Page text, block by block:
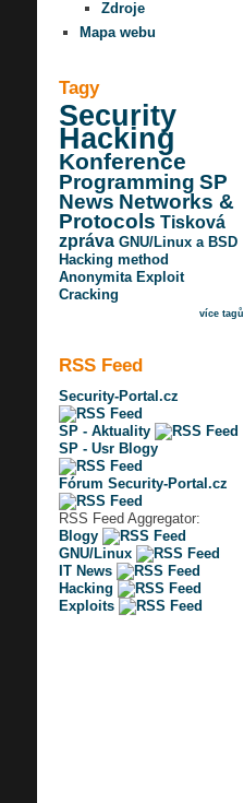
Zdroje
Mapa webu
Tagy
Security
Hacking
Konference
Programming SP
News Networks &
Protocols Tisková
zpráva GNU/Linux a BSD
Hacking method
Anonymita Exploit
Cracking
více tagů
RSS Feed
Security-Portal.cz
SP - Aktuality
SP - Usr Blogy
Fórum Security-Portal.cz
RSS Feed Aggregator:
Blogy
GNU/Linux
IT News
Hacking
Exploits